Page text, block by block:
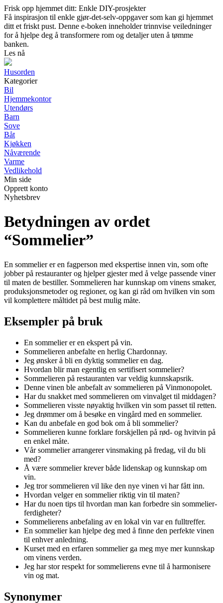
Frisk opp hjemmet ditt: Enkle DIY-prosjekter
Få inspirasjon til enkle gjør-det-selv-oppgaver som kan gi hjemmet
ditt et friskt pust. Denne e-boken inneholder trinnvise veiledninger
for å hjelpe deg å transformere rom og detaljer uten å tømme
banken.
Les nå
Husorden
Kategorier
Bil
Hjemmekontor
Utendørs
Barn
Sove
Båt
Kjøkken
Nåværende
Varme
Vedlikehold
Min side
Opprett konto
Nyhetsbrev
Betydningen av ordet
“Sommelier”
En sommelier er en fagperson med ekspertise innen vin, som ofte
jobber på restauranter og hjelper gjester med å velge passende viner
til maten de bestiller. Sommelieren har kunnskap om vinens smaker,
produksjonsmetoder og regioner, og kan gi råd om hvilken vin som
vil komplettere måltidet på best mulig måte.
Eksempler på bruk
En sommelier er en ekspert på vin.
Sommelieren anbefalte en herlig Chardonnay.
Jeg ønsker å bli en dyktig sommelier en dag.
Hvordan blir man egentlig en sertifisert sommelier?
Sommelieren på restauranten var veldig kunnskapsrik.
Denne vinen ble anbefalt av sommelieren på Vinmonopolet.
Har du snakket med sommelieren om vinvalget til middagen?
Sommelieren visste nøyaktig hvilken vin som passet til retten.
Jeg drømmer om å besøke en vingård med en sommelier.
Kan du anbefale en god bok om å bli sommelier?
Sommelieren kunne forklare forskjellen på rød- og hvitvin på
en enkel måte.
Vår sommelier arrangerer vinsmaking på fredag, vil du bli
med?
Å være sommelier krever både lidenskap og kunnskap om
vin.
Jeg tror sommelieren vil like den nye vinen vi har fått inn.
Hvordan velger en sommelier riktig vin til maten?
Har du noen tips til hvordan man kan forbedre sin sommelier-
ferdigheter?
Sommelierens anbefaling av en lokal vin var en fulltreffer.
En sommelier kan hjelpe deg med å finne den perfekte vinen
til enhver anledning.
Kurset med en erfaren sommelier ga meg mye mer kunnskap
om vinens verden.
Jeg har stor respekt for sommelierens evne til å harmonisere
vin og mat.
Synonymer